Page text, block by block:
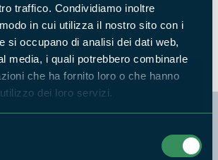
traffico. Condividiamo inoltre
in cui utilizza il nostro sito con i
si occupano di analisi dei dati web,
media, i quali potrebbero combinarle
che ha fornito loro o che hanno
dei loro servizi.
visite guidate, appuntamenti,
7 ottobre 2018